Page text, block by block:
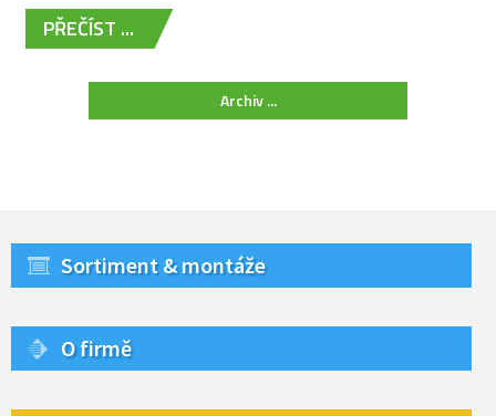
PŘEČÍST ...
Archiv ...
Sortiment & montáže
O firmě